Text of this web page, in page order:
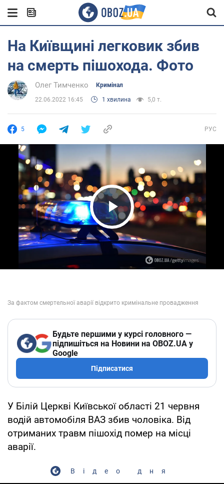
На Київщині легковик збив
на смерть пішохода. Фото
Олег Тимченко Кримінал
22.06.2022 16:45 1 хвилина 5,0 т.
5 РУС
Play Video
Будьте першими у курсі головного —
підпишіться на Новини на OBOZ.UA у
Google
Підписатися
У Білій Церкві Київської області 21 червня
водій автомобіля ВАЗ збив чоловіка. Від
отриманих травм пішохід помер на місці
аварії.
Відео дня